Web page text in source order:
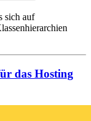
sich auf
das Hosting